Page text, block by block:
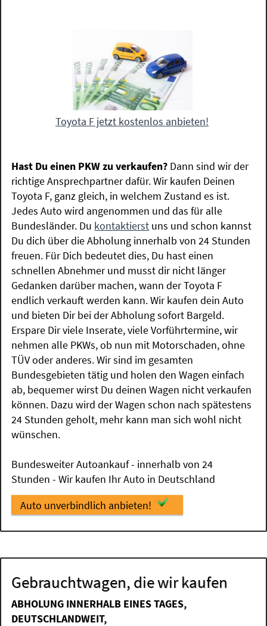
Toyota F jetzt kostenlos anbieten!
Hast Du einen PKW zu verkaufen? Dann sind wir der
richtige Ansprechpartner dafür. Wir kaufen Deinen
Toyota F, ganz gleich, in welchem Zustand es ist.
Jedes Auto wird angenommen und das für alle
Bundesländer. Du kontaktierst uns und schon kannst
Du dich über die Abholung innerhalb von 24 Stunden
freuen. Für Dich bedeutet dies, Du hast einen
schnellen Abnehmer und musst dir nicht länger
Gedanken darüber machen, wann der Toyota F
endlich verkauft werden kann. Wir kaufen dein Auto
und bieten Dir bei der Abholung sofort Bargeld.
Erspare Dir viele Inserate, viele Vorführtermine, wir
nehmen alle PKWs, ob nun mit Motorschaden, ohne
TÜV oder anderes. Wir sind im gesamten
Bundesgebieten tätig und holen den Wagen einfach
ab, bequemer wirst Du deinen Wagen nicht verkaufen
können. Dazu wird der Wagen schon nach spätestens
24 Stunden geholt, mehr kann man sich wohl nicht
wünschen.
Bundesweiter Autoankauf - innerhalb von 24
Stunden - Wir kaufen Ihr Auto in Deutschland
Auto unverbindlich anbieten!
Gebrauchtwagen, die wir kaufen
ABHOLUNG INNERHALB EINES TAGES,
DEUTSCHLANDWEIT,